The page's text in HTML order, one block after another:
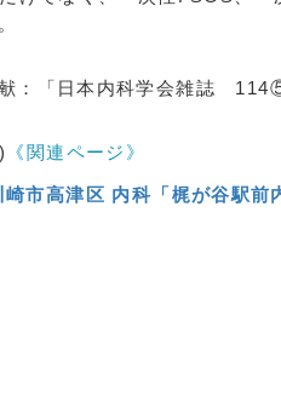
：「日本内科学会雑誌
《関連ページ》
崎市高津区 内科「梶が谷駅前